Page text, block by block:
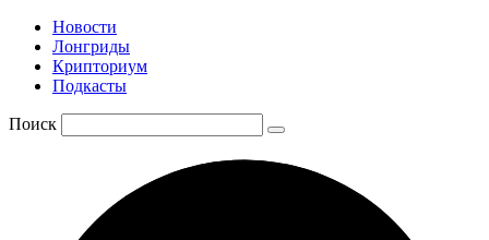
Новости
Лонгриды
Крипториум
Подкасты
Поиск